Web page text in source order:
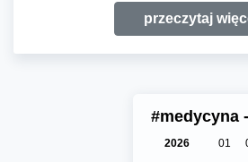
przeczytaj
#medycyna
2026 01